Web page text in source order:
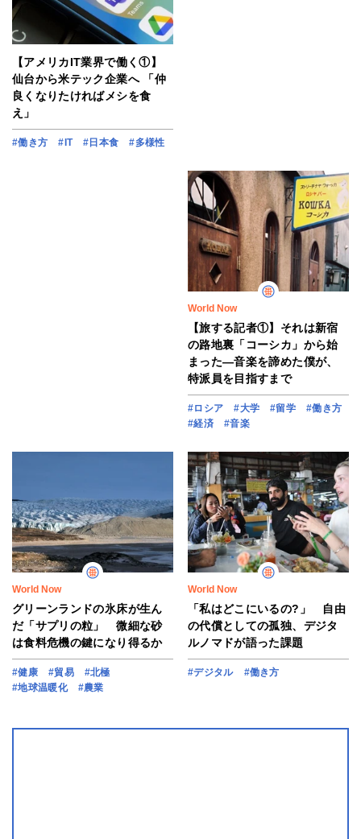
【アメリカIT業界で働く①】
仙台から米テック企業へ 「仲
良くなりたければメシを食
え」
#働き方 #IT #日本食 #多様性
World Now
【旅する記者①】それは新宿
の路地裏「コーシカ」から始
まった―音楽を諦めた僕が、
特派員を目指すまで
#ロシア #大学 #留学
#働き方
#経済
#音楽
World Now
グリーンランドの氷床が生ん
だ「サプリの粒」 微細な砂
は食料危機の鍵になり得るか
#健康 #貿易
#北極
#地球温暖化
#農業
World Now
「私はどこにいるの?」 自由
の代償としての孤独、デジタ
ルノマドが語った課題
#デジタル #働き方